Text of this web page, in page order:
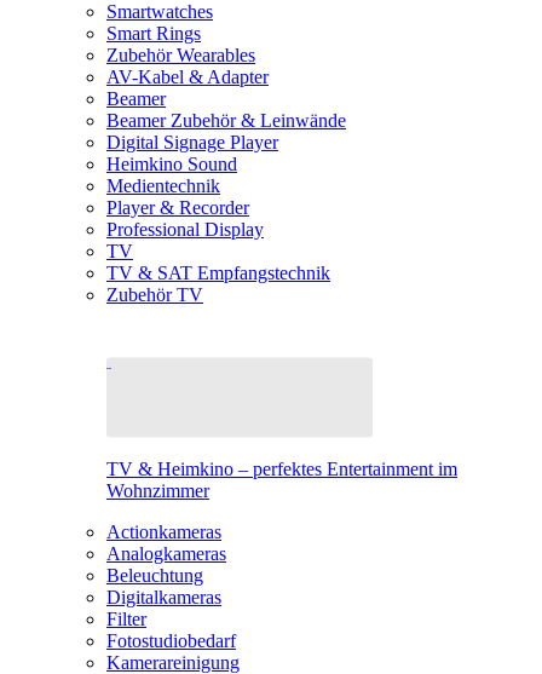
Smartwatches
Smart Rings
Zubehör Wearables
AV-Kabel & Adapter
Beamer
Beamer Zubehör & Leinwände
Digital Signage Player
Heimkino Sound
Medientechnik
Player & Recorder
Professional Display
TV
TV & SAT Empfangstechnik
Zubehör TV
TV & Heimkino – perfektes Entertainment im
Wohnzimmer
Actionkameras
Analogkameras
Beleuchtung
Digitalkameras
Filter
Fotostudiobedarf
Kamerareinigung